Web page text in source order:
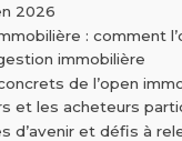
2026
: comment
immobilière
de l’open
et les acheteurs
d’avenir et défis à